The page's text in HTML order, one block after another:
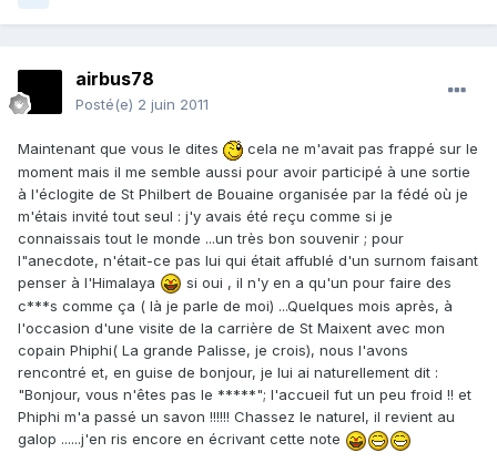
airbus78
Posté(e) 2 juin 2011
Maintenant que vous le dites
cela ne m'avait pas frappé sur le
moment mais il me semble aussi pour avoir participé à une sortie
à l'éclogite de St Philbert de Bouaine organisée par la fédé où je
m'étais invité tout seul : j'y avais été reçu comme si je
connaissais tout le monde ...un très bon souvenir ; pour
l"anecdote, n'était-ce pas lui qui était affublé d'un surnom faisant
penser à l'Himalaya
si oui , il n'y en a qu'un pour faire des
c***s comme ça ( là je parle de moi) ...Quelques mois après, à
l'occasion d'une visite de la carrière de St Maixent avec mon
copain Phiphi( La grande Palisse, je crois), nous l'avons
rencontré et, en guise de bonjour, je lui ai naturellement dit :
"Bonjour, vous n'êtes pas le *****"; l'accueil fut un peu froid !! et
Phiphi m'a passé un savon !!!!!! Chassez le naturel, il revient au
galop ......j'en ris encore en écrivant cette note